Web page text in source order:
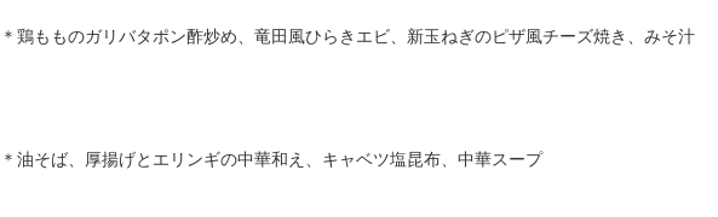
＊鶏もものガリバタポン酢炒め、竜田風ひらきエビ、新玉ねぎのピザ風チーズ焼き、みそ汁
＊油そば、厚揚げとエリンギの中華和え、キャベツ塩昆布、中華スープ